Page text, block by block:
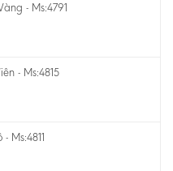
- Ms:4791
- Ms:4815
Ms:4811